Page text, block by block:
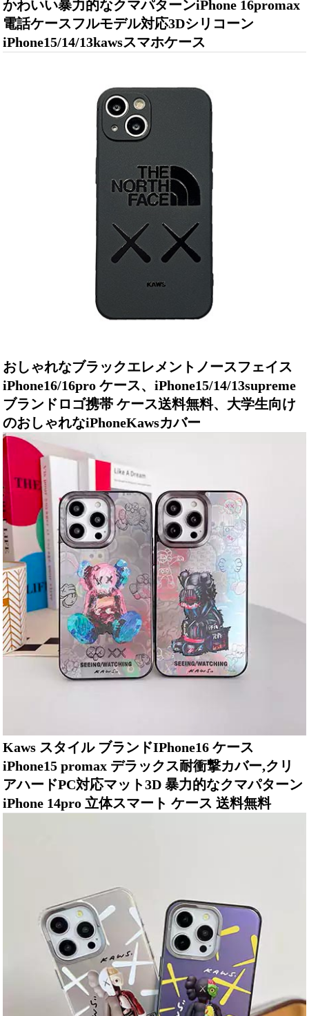
かわいい暴力的なクマパターンiPhone 16promax
電話ケースフルモデル対応3Dシリコーン
iPhone15/14/13kawsスマホケース
おしゃれなブラックエレメントノースフェイス
iPhone16/16pro ケース、iPhone15/14/13supreme
ブランドロゴ携帯 ケース送料無料、大学生向け
のおしゃれなiPhoneKawsカバー
Kaws スタイル ブランドIPhone16 ケース
iPhone15 promax デラックス耐衝撃カバー,クリ
アハードPC対応マット3D 暴力的なクマパターン
iPhone 14pro 立体スマート ケース 送料無料